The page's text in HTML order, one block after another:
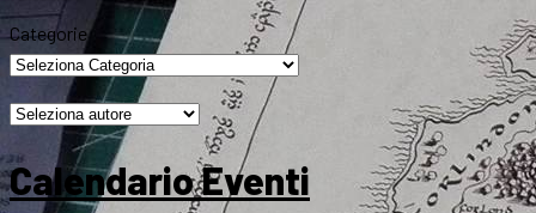
per:
Categorie
Calendario Eventi